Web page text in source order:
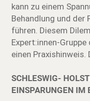
kann zu einem
Behandlung und der
führen. Diesem
Expert:innen-
einen Praxishinweis.
SCHLESWIG-
EINSPARUNGEN IM